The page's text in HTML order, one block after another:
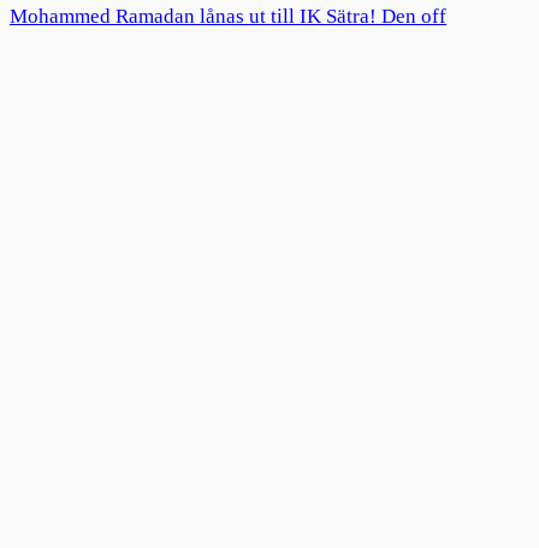
Mohammed Ramadan lånas ut till IK Sätra! Den off